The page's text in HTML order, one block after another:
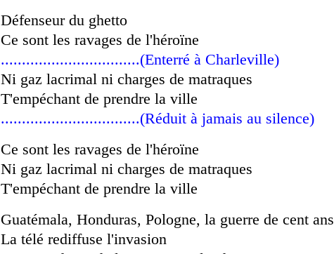
Défenseur du ghetto
Ce sont les ravages de l'héroïne
.................................(Enterré à Charleville)
Ni gaz lacrimal ni charges de matraques
T'empéchant de prendre la ville
.................................(Réduit à jamais au silence)
Ce sont les ravages de l'héroïne
Ni gaz lacrimal ni charges de matraques
T'empéchant de prendre la ville
Guatémala, Honduras, Pologne, la guerre de cent ans
La télé rediffuse l'invasion